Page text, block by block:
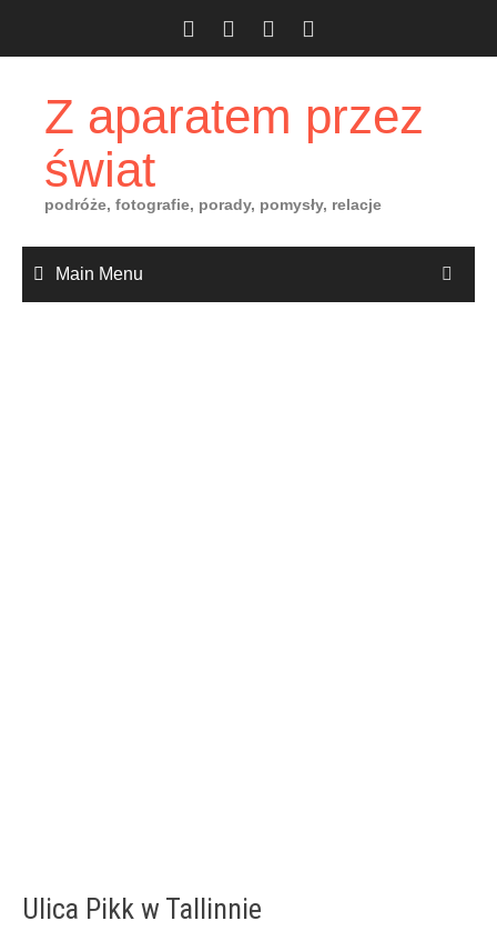
Z aparatem przez
świat
podróże, fotografie, porady, pomysły, relacje
Main Menu
Ulica Pikk w Tallinnie